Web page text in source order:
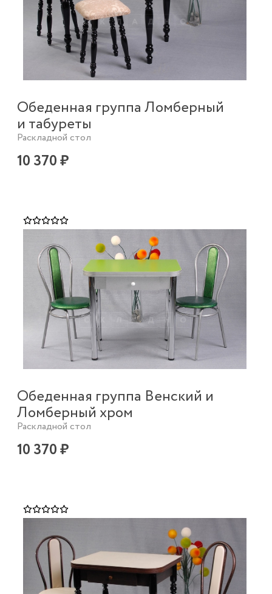
Обеденная группа Ломберный
и табуреты
Раскладной стол
10 370 ₽
Обеденная группа Венский и
Ломберный хром
Раскладной стол
10 370 ₽